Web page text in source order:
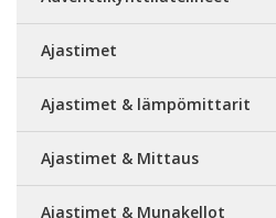
Ajastimet
Ajastimet & lämpömittarit
Ajastimet & Mittaus
Ajastimet & Munakellot